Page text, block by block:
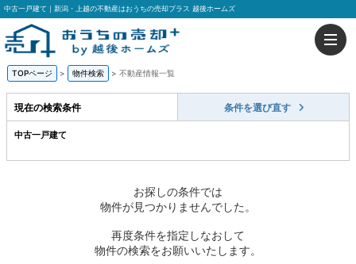
中古一戸建て｜新潟・上越の不動産はおうちの売却プラス 越後ホームズ
TOPページ > 物件検索 > 不動産情報一覧
現在の検索条件 条件を選び直す
中古一戸建て
お探しの条件では
物件が見つかりませんでした。
再度条件を指定しなおして
物件の検索をお願いいたします。